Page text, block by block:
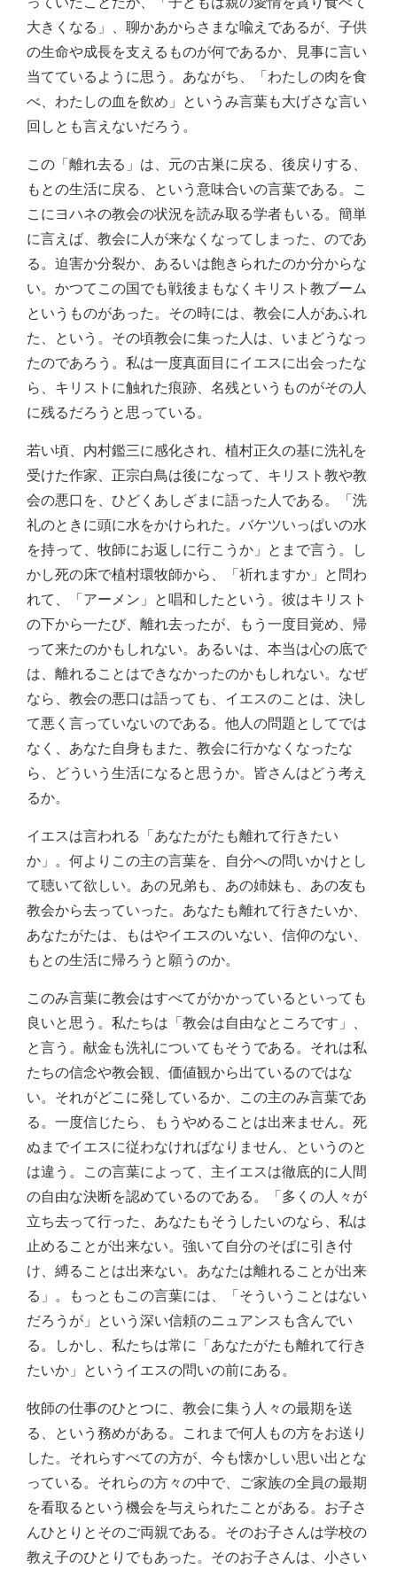
大きくなる」、聊かあからさまな喩えであるが、子供
の生命や成長を支えるものが何であるか、見事に言い
当てているように思う。あながち、「わたしの肉を食
べ、わたしの血を飲め」というみ言葉も大げさな言い
回しとも言えないだろう。
この「離れ去る」は、元の古巣に戻る、後戻りする、
もとの生活に戻る、という意味合いの言葉である。こ
こにヨハネの教会の状況を読み取る学者もいる。簡単
に言えば、教会に人が来なくなってしまった、のであ
る。迫害か分裂か、あるいは飽きられたのか分からな
い。かつてこの国でも戦後まもなくキリスト教ブーム
というものがあった。その時には、教会に人があふれ
た、という。その頃教会に集った人は、いまどうなっ
たのであろう。私は一度真面目にイエスに出会ったな
ら、キリストに触れた痕跡、名残というものがその人
に残るだろうと思っている。
若い頃、内村鑑三に感化され、植村正久の基に洗礼を
受けた作家、正宗白鳥は後になって、キリスト教や教
会の悪口を、ひどくあしざまに語った人である。「洗
礼のときに頭に水をかけられた。バケツいっぱいの水
を持って、牧師にお返しに行こうか」とまで言う。し
かし死の床で植村環牧師から、「祈れますか」と問わ
れて、「アーメン」と唱和したという。彼はキリスト
の下から一たび、離れ去ったが、もう一度目覚め、帰
って来たのかもしれない。あるいは、本当は心の底で
は、離れることはできなかったのかもしれない。なぜ
なら、教会の悪口は語っても、イエスのことは、決し
て悪く言っていないのである。他人の問題としてでは
なく、あなた自身もまた、教会に行かなくなったな
ら、どういう生活になると思うか。皆さんはどう考え
るか。
イエスは言われる「あなたがたも離れて行きたい
か」。何よりこの主の言葉を、自分への問いかけとし
て聴いて欲しい。あの兄弟も、あの姉妹も、あの友も
教会から去っていった。あなたも離れて行きたいか、
あなたがたは、もはやイエスのいない、信仰のない、
もとの生活に帰ろうと願うのか。
このみ言葉に教会はすべてがかかっているといっても
良いと思う。私たちは「教会は自由なところです」、
と言う。献金も洗礼についてもそうである。それは私
たちの信念や教会観、価値観から出ているのではな
い。それがどこに発しているか、この主のみ言葉であ
る。一度信じたら、もうやめることは出来ません。死
ぬまでイエスに従わなければなりません、というのと
は違う。この言葉によって、主イエスは徹底的に人間
の自由な決断を認めているのである。「多くの人々が
立ち去って行った、あなたもそうしたいのなら、私は
止めることが出来ない。強いて自分のそばに引き付
け、縛ることは出来ない。あなたは離れることが出来
る」。もっともこの言葉には、「そういうことはない
だろうが」という深い信頼のニュアンスも含んでい
る。しかし、私たちは常に「あなたがたも離れて行き
たいか」というイエスの問いの前にある。
牧師の仕事のひとつに、教会に集う人々の最期を送
る、という務めがある。これまで何人もの方をお送り
した。それらすべての方が、今も懐かしい思い出とな
っている。それらの方々の中で、ご家族の全員の最期
を看取るという機会を与えられたことがある。お子さ
んひとりとそのご両親である。そのお子さんは学校の
教え子のひとりでもあった。そのお子さんは、小さい